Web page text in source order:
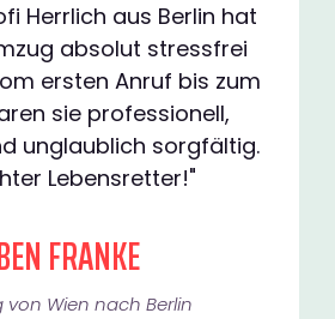
Herrlich aus Berlin hat
absolut stressfrei
ersten Anruf bis zum
sie professionell,
unglaublich sorgfältig.
Lebensretter!"
FRANKE
von Wien nach Berlin